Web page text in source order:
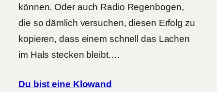
können. Oder auch Radio Regenbogen,
die so dämlich versuchen, diesen Erfolg zu
kopieren, dass einem schnell das Lachen
im Hals stecken bleibt.…
Du bist eine Klowand